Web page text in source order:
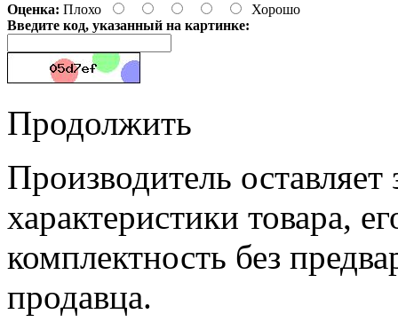
Оценка: Плохо
Хорошо
Введите код, указанный на картинке:
Продолжить
Производитель
характеристики товара,
комплектность без
продавца.